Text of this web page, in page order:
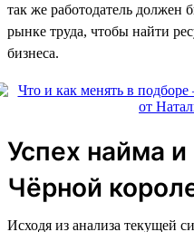
так же работодатель должен
рынке труда, чтобы найти
бизнеса.
Успех найма и
Чёрной
Исходя из анализа текущей